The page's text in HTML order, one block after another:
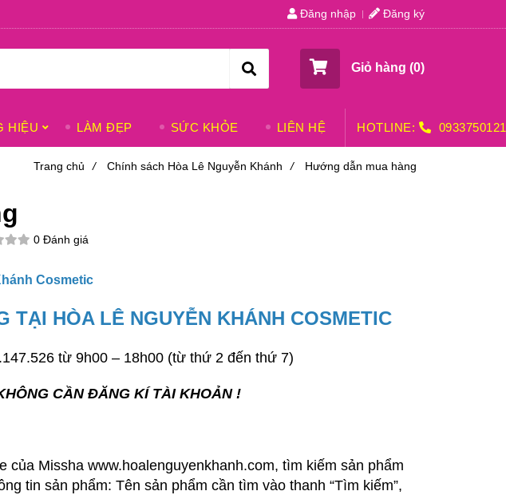
Đăng nhập Đăng ký
Giỏ hàng (0)
HIỆU LÀM ĐẸP SỨC KHỎE LIÊN HỆ HOTLINE: 0933750121
Trang chủ / Chính sách Hòa Lê Nguyễn Khánh / Hướng dẫn mua hàng
0 Đánh giá
Cosmetic
TẠI HÒA LÊ NGUYỄN KHÁNH COSMETIC
từ 9h00 – 18h00 (từ thứ 2 đến thứ 7)
CẦN ĐĂNG KÍ TÀI KHOẢN !
của Missha www.hoalenguyenkhanh.com, tìm kiếm sản phẩm
tin sản phẩm: Tên sản phẩm cần tìm vào thanh “Tìm kiếm”,